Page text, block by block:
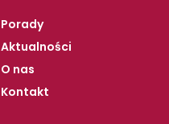
Porady
Aktualności
O nas
Kontakt